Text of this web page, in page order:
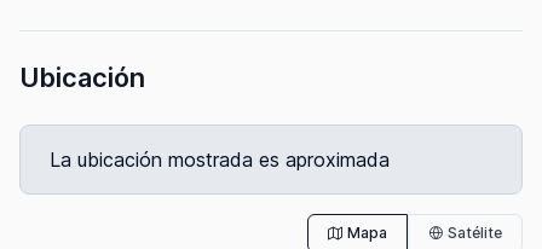
Ubicación
La ubicación mostrada es aproximada
Mapa Satélite